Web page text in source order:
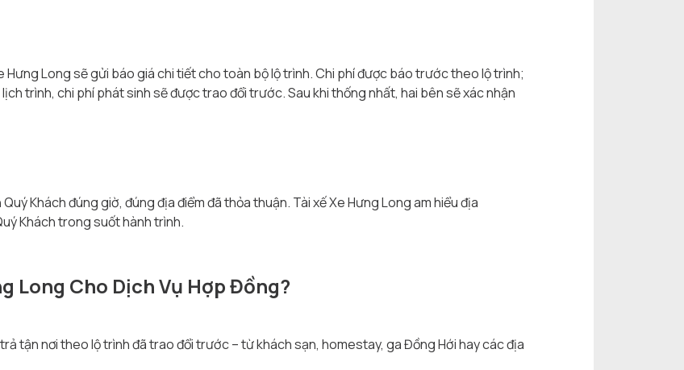
Long sẽ gửi báo giá chi tiết cho toàn bộ lộ trình. Chi phí được báo trước theo lộ trình;
trình, chi phí phát sinh sẽ được trao đổi trước. Sau khi thống nhất, hai bên sẽ xác nhận
Khách đúng giờ, đúng địa điểm đã thỏa thuận. Tài xế Xe Hưng Long am hiểu địa
Khách trong suốt hành trình.
Long Cho Dịch Vụ Hợp Đồng?
tận nơi theo lộ trình đã trao đổi trước – từ khách sạn, homestay, ga Đồng Hới hay các địa